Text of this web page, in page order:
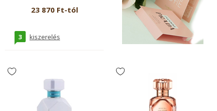
23 870 Ft-tól
3 kiszerelés